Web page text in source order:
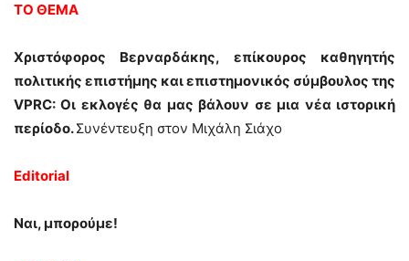
ΤΟ ΘΕΜΑ
Χριστόφορος Βερναρδάκης, επίκουρος καθηγητής
πολιτικής επιστήμης και επιστημονικός σύμβουλος της
VPRC: Οι εκλογές θα μας βάλουν σε μια νέα ιστορική
περίοδο.Συνέντευξη στον Μιχάλη Σιάχο
Editorial
Ναι, μπορούμε!